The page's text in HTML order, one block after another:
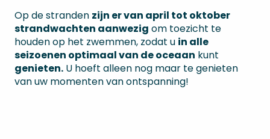
Op de stranden zijn er van april tot oktober
strandwachten aanwezig om toezicht te
houden op het zwemmen, zodat u in alle
seizoenen optimaal van de oceaan kunt
genieten. U hoeft alleen nog maar te genieten
van uw momenten van ontspanning!